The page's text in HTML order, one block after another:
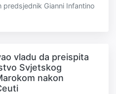
predsjednik Gianni Infantino
vladu da preispita
Svjetskog
nakon